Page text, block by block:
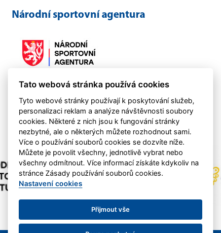
Národní sportovní agentura
Činnost klubu byla podpořena NSA 2021-2024
Tato webová stránka používá cookies
Tyto webové stránky používají k poskytování služeb,
personalizaci reklam a analýze návštěvnosti soubory
cookies. Některé z nich jsou k fungování stránky
nezbytné, ale o některých můžete rozhodnout sami.
Více o používání souborů cookies se dozvíte níže.
Můžete je povolit všechny, jednotlivě vybrat nebo
všechny odmítnout. Více informací získáte kdykoliv na
stránce Zásady používání souborů cookies.
Nastavení cookies
Přijmout vše